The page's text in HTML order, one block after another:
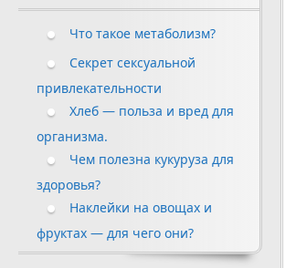
Что такое метаболизм?
Секрет сексуальной
привлекательности
Хлеб — польза и вред для
организма.
Чем полезна кукуруза для
здоровья?
Наклейки на овощах и
фруктах — для чего они?